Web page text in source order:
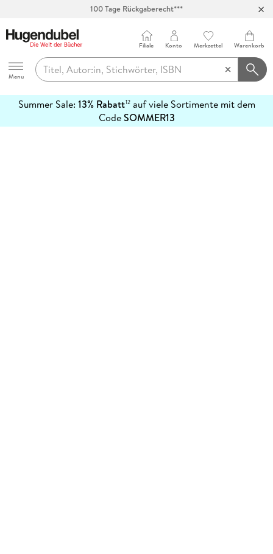
100 Tage Rückgaberecht***
Hugendubel
Menu
Filiale Konto Merkzettel Warenkorb
Summer Sale: 13% Rabatt12auf viele Sortimente mit dem
CodeSOMMER13
erfahren